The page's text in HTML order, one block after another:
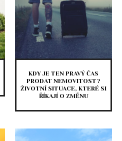
KDY JE TEN PRAVÝ ČAS
PRODAT NEMOVITOST?
ŽIVOTNÍ SITUACE, KTERÉ SI
ŘÍKAJÍ O ZMĚNU